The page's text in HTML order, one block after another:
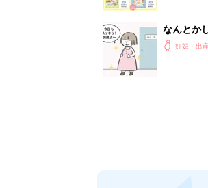
なんとか
妊娠・出